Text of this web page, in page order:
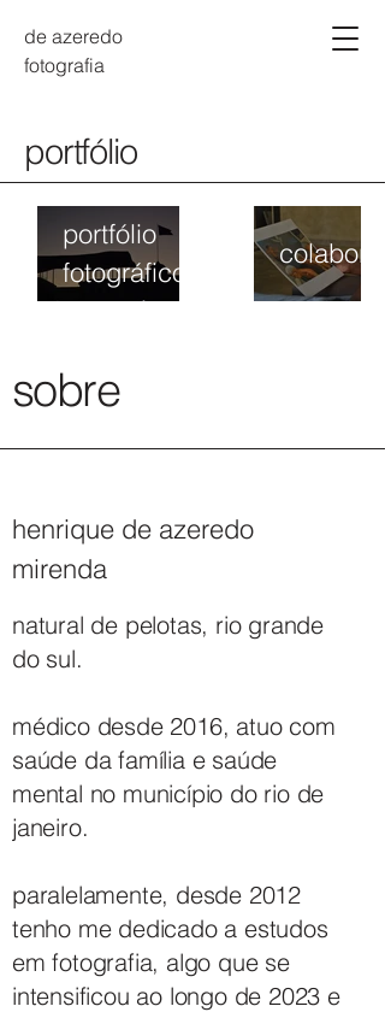
de azeredo
fotografia
portfólio
portfólio
fotográfico
sobre
henrique de azeredo
mirenda
natural de pelotas, rio grande
do sul.
médico desde 2016, atuo com
saúde da família e saúde
mental no município do rio de
janeiro.
paralelamente, desde 2012
tenho me dedicado a estudos
em fotografia, algo que se
intensificou ao longo de 2023 e